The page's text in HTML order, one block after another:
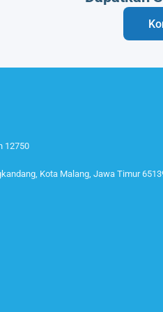
12750
Kota Malang, Jawa Timur